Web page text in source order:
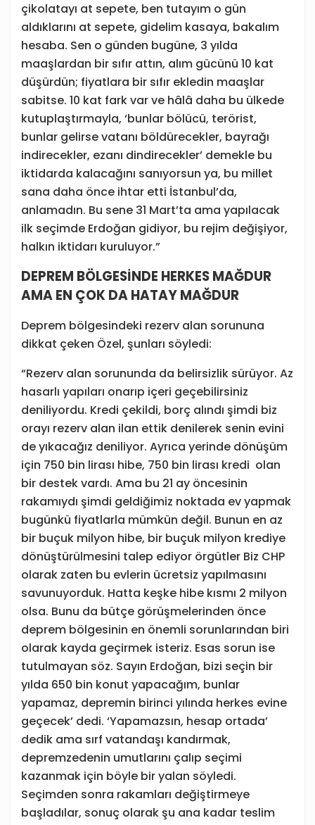
çikolatayı at sepete, ben tutayım o gün
aldıklarını at sepete, gidelim kasaya, bakalım
hesaba. Sen o günden bugüne, 3 yılda
maaşlardan bir sıfır attın, alım gücünü 10 kat
düşürdün; fiyatlara bir sıfır ekledin maaşlar
sabitse. 10 kat fark var ve hâlâ daha bu ülkede
kutuplaştırmayla, ‘bunlar bölücü, terörist,
bunlar gelirse vatanı böldürecekler, bayrağı
indirecekler, ezanı dindirecekler’ demekle bu
iktidarda kalacağını sanıyorsun ya, bu millet
sana daha önce ihtar etti İstanbul’da,
anlamadın. Bu sene 31 Mart’ta ama yapılacak
ilk seçimde Erdoğan gidiyor, bu rejim değişiyor,
halkın iktidarı kuruluyor.”
DEPREM BÖLGESİNDE HERKES MAĞDUR
AMA EN ÇOK DA HATAY MAĞDUR
Deprem bölgesindeki rezerv alan sorununa
dikkat çeken Özel, şunları söyledi:
“Rezerv alan sorununda da belirsizlik sürüyor. Az
hasarlı yapıları onarıp içeri geçebilirsiniz
deniliyordu. Kredi çekildi, borç alındı şimdi biz
orayı rezerv alan ilan ettik denilerek senin evini
de yıkacağız deniliyor. Ayrıca yerinde dönüşüm
için 750 bin lirası hibe, 750 bin lirası kredi olan
bir destek vardı. Ama bu 21 ay öncesinin
rakamıydı şimdi geldiğimiz noktada ev yapmak
bugünkü fiyatlarla mümkün değil. Bunun en az
bir buçuk milyon hibe, bir buçuk milyon krediye
dönüştürülmesini talep ediyor örgütler Biz CHP
olarak zaten bu evlerin ücretsiz yapılmasını
savunuyorduk. Hatta keşke hibe kısmı 2 milyon
olsa. Bunu da bütçe görüşmelerinden önce
deprem bölgesinin en önemli sorunlarından biri
olarak kayda geçirmek isteriz. Esas sorun ise
tutulmayan söz. Sayın Erdoğan, bizi seçin bir
yılda 650 bin konut yapacağım, bunlar
yapamaz, depremin birinci yılında herkes evine
geçecek’ dedi. ‘Yapamazsın, hesap ortada’
dedik ama sırf vatandaşı kandırmak,
depremzedenin umutlarını çalıp seçimi
kazanmak için böyle bir yalan söyledi.
Seçimden sonra rakamları değiştirmeye
başladılar, sonuç olarak şu ana kadar teslim